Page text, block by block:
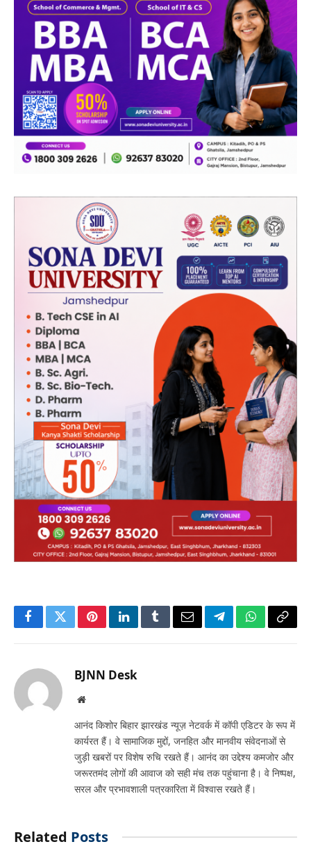
FacebookTwitterPinterestLinkedInTumblrEmailTelegramWhatsApp
Copy
BJNN Desk
Website
आनंद किशोर बिहार झारखंड न्यूज़ नेटवर्क में कॉपी एडिटर के रूप में
कार्यरत हैं। वे सामाजिक मुद्दों, जनहित और मानवीय संवेदनाओं से
जुड़ी खबरों पर विशेष रुचि रखते हैं। आनंद का उद्देश्य कमजोर और
जरूरतमंद लोगों की आवाज को सही मंच तक पहुंचाना है। वे निष्पक्ष,
सरल और प्रभावशाली पत्रकारिता में विश्वास रखते हैं।
Related Posts